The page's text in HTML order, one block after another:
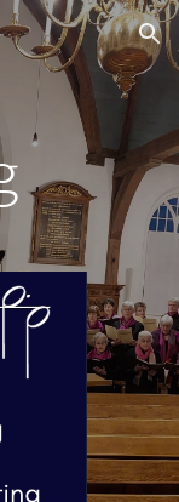
Skip to navigation